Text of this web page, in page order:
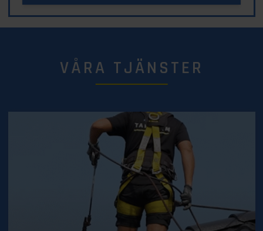
VÅRA TJÄNSTER